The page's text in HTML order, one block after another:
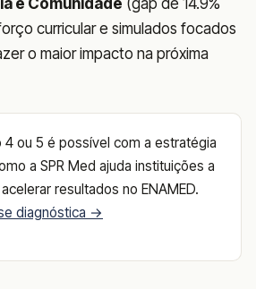
e Comunidade (gap de 14.9%
curricular e simulados focados
o maior impacto na próxima
4 ou 5 é possível com a estratégia
a SPR Med ajuda instituições a
resultados no ENAMED.
diagnóstica →